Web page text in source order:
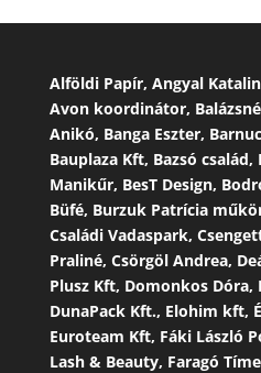
Alföldi Papír, Angyal
Avon koordinátor,
Anikó, Banga Eszter,
Bauplaza Kft, Bazsó család,
Manikűr, BesT Design,
Büfé, Burzuk Patrícia
Családi Vadaspark,
Praliné, Csörgöl Andrea,
Plusz Kft, Domonkos
DunaPack Kft., Elohim kft,
Euroteam Kft, Fáki László
Lash & Beauty, Faragó